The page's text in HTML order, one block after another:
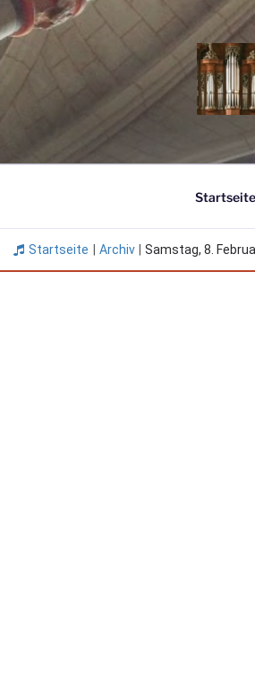
Zum
Inhalt
springen
Startseite
Startseite Archiv Samstag, 8.